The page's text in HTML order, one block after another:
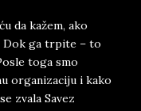
da kažem, ako
Dok ga trpite – to
toga smo
organizaciju i kako
zvala Savez